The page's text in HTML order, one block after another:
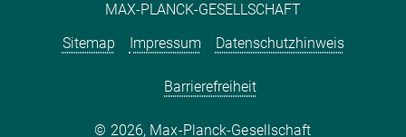
MAX-PLANCK-GESELLSCHAFT
Sitemap
Impressum Datenschutzhinweis
Barrierefreiheit
2026, Max-Planck-Gesellschaft